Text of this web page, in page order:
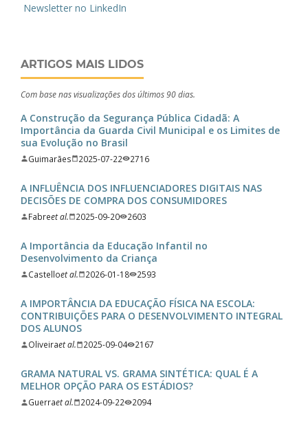
Newsletter no LinkedIn
ARTIGOS MAIS LIDOS
Com base nas visualizações dos últimos 90 dias.
A Construção da Segurança Pública Cidadã: A
Importância da Guarda Civil Municipal e os Limites de
sua Evolução no Brasil
Guimarães 2025-07-22 2716
A INFLUÊNCIA DOS INFLUENCIADORES DIGITAIS NAS
DECISÕES DE COMPRA DOS CONSUMIDORES
Fabreet al. 2025-09-20 2603
A Importância da Educação Infantil no
Desenvolvimento da Criança
Castelloet al. 2026-01-18 2593
A IMPORTÂNCIA DA EDUCAÇÃO FÍSICA NA ESCOLA:
CONTRIBUIÇÕES PARA O DESENVOLVIMENTO INTEGRAL
DOS ALUNOS
Oliveiraet al. 2025-09-04 2167
GRAMA NATURAL VS. GRAMA SINTÉTICA: QUAL É A
MELHOR OPÇÃO PARA OS ESTÁDIOS?
Guerraet al. 2024-09-22 2094